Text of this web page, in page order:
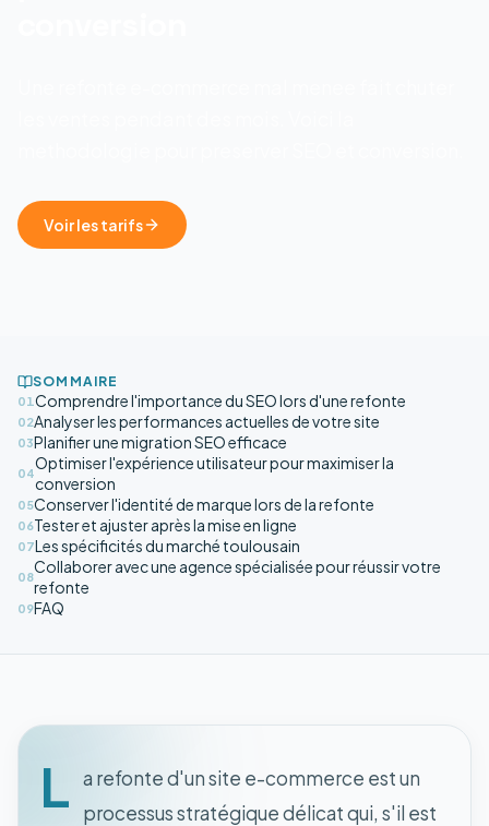
Voir les tarifs
SOMMAIRE
01 Comprendre l'importance du SEO lors d'une refonte
02Analyser les performances actuelles de votre site
03Planifier une migration SEO efficace
04
Optimiser l'expérience utilisateur pour maximiser la
conversion
05Conserver l'identité de marque lors de la refonte
06Tester et ajuster après la mise en ligne
07Les spécificités du marché toulousain
08
Collaborer avec une agence spécialisée pour réussir votre
refonte
09FAQ
L a refonte d'un site e-commerce est un
processus stratégique délicat qui, s'il est